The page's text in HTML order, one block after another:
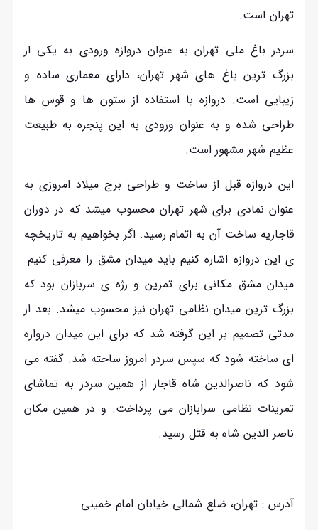
تهران است.
سردر باغ ملی تهران به عنوان دروازه ورودی به یکی از
بزرگ ‌ترین باغ‌ های شهر تهران، دارای معماری ساده و
زیبایی است. دروازه با استفاده از ستون ‌ها و قوس ‌ها
طراحی شده و به عنوان ورودی به این پنجره به طبیعت
عظیم شهر مشهور است.
این دروازه قبل از ساخت و طراحی برج میلاد امروزی به
عنوان نمادی برای شهر تهران محسوب میشد که در دوران
قاجاریه ساخت آن به اتمام رسید. اگر بخواهیم به تاریخچه
ی این دروازه اشاره کنیم باید میدان مشق را معرفی کنیم.
میدان مشق مکانی برای تمرین و رژه ی سربازان بود که
بزرگ ترین میدان نظامی تهران نیز محسوب میشد. بعد از
مدتی تصمیم بر این گرفته شد که برای این میدان دروازه
ای ساخته شود که سپس سردر امروز ساخته شد. گفته می
شود که ناصرالدین شاه قاجار از همین سردر به تماشای
تمرینات نظامی سرابازان می پرداخت. و در همین مکان
ناصر الدین شاه به قتل رسید.
آدرس : تهران، ضلع شمالی خیابان امام خمینی